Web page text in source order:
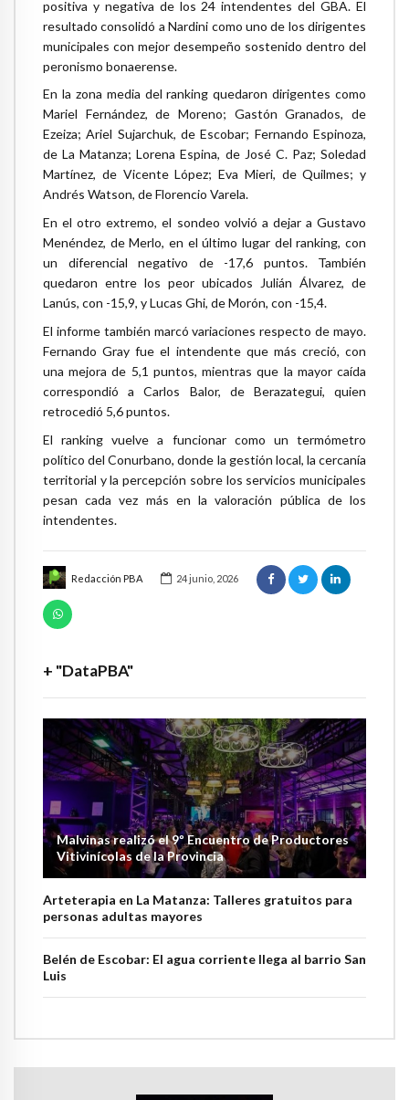
Redacción PBA 24 junio, 2026
+ "DataPBA"
Malvinas realizó el 9º Encuentro de Productores
Vitivinícolas de la Provincia
Arteterapia en La Matanza: Talleres gratuitos para
personas adultas mayores
Belén de Escobar: El agua corriente llega al barrio San
Luis
positiva y negativa de los 24 intendentes del GBA. El
resultado consolidó a Nardini como uno de los dirigentes
municipales con mejor desempeño sostenido dentro del
peronismo bonaerense.
En la zona media del ranking quedaron dirigentes como
Mariel Fernández, de Moreno; Gastón Granados, de
Ezeiza; Ariel Sujarchuk, de Escobar; Fernando Espinoza,
de La Matanza; Lorena Espina, de José C. Paz; Soledad
Martínez, de Vicente López; Eva Mieri, de Quilmes; y
Andrés Watson, de Florencio Varela.
En el otro extremo, el sondeo volvió a dejar a Gustavo
Menéndez, de Merlo, en el último lugar del ranking, con
un diferencial negativo de -17,6 puntos. También
quedaron entre los peor ubicados Julián Álvarez, de
Lanús, con -15,9, y Lucas Ghi, de Morón, con -15,4.
El informe también marcó variaciones respecto de mayo.
Fernando Gray fue el intendente que más creció, con
una mejora de 5,1 puntos, mientras que la mayor caída
correspondió a Carlos Balor, de Berazategui, quien
retrocedió 5,6 puntos.
El ranking vuelve a funcionar como un termómetro
político del Conurbano, donde la gestión local, la cercanía
territorial y la percepción sobre los servicios municipales
pesan cada vez más en la valoración pública de los
intendentes.